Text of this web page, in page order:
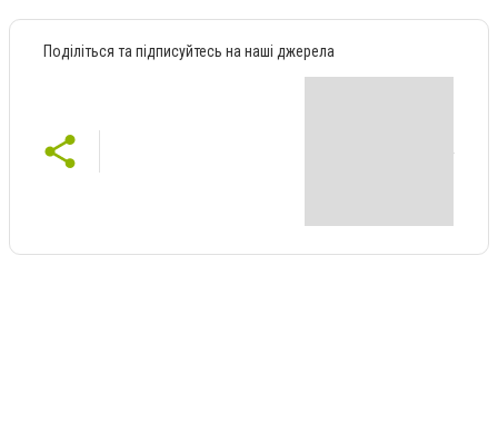
Поділіться та підписуйтесь на наші джерела